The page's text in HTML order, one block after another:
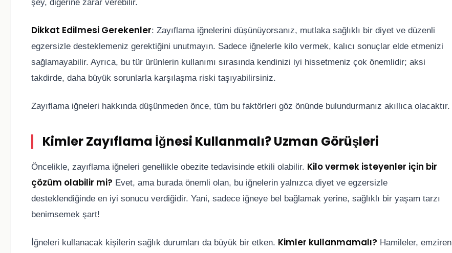
şey, diğerine zarar verebilir.
Dikkat Edilmesi Gerekenler: Zayıflama iğnelerini düşünüyorsanız, mutlaka sağlıklı bir diyet ve düzenli
egzersizle desteklemeniz gerektiğini unutmayın. Sadece iğnelerle kilo vermek, kalıcı sonuçlar elde etmenizi
sağlamayabilir. Ayrıca, bu tür ürünlerin kullanımı sırasında kendinizi iyi hissetmeniz çok önemlidir; aksi
takdirde, daha büyük sorunlarla karşılaşma riski taşıyabilirsiniz.
Zayıflama iğneleri hakkında düşünmeden önce, tüm bu faktörleri göz önünde bulundurmanız akıllıca olacaktır.
Kimler Zayıflama İğnesi Kullanmalı? Uzman Görüşleri
Öncelikle, zayıflama iğneleri genellikle obezite tedavisinde etkili olabilir. Kilo vermek isteyenler için bir
çözüm olabilir mi? Evet, ama burada önemli olan, bu iğnelerin yalnızca diyet ve egzersizle
desteklendiğinde en iyi sonucu verdiğidir. Yani, sadece iğneye bel bağlamak yerine, sağlıklı bir yaşam tarzı
benimsemek şart!
İğneleri kullanacak kişilerin sağlık durumları da büyük bir etken. Kimler kullanmamalı? Hamileler, emziren